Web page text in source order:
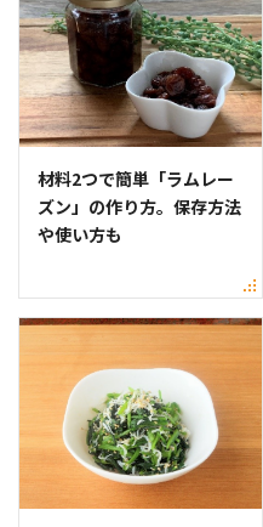
材料2つで簡単「ラムレー
ズン」の作り方。保存方法
や使い方も